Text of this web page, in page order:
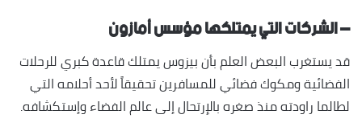
– الشركات التي يمتلكها مؤسس أمازون
قد يستغرب البعض العلم بأن بيزوس يمتلك قاعدة كبري للرحلات
الفضائية ومكوك فضائي للمسافرين تحقيقاً لأحد أحلامه التي
لطالما راودته منذ صغره بالإرتحال إلى عالم الفضاء وإستكشافه.